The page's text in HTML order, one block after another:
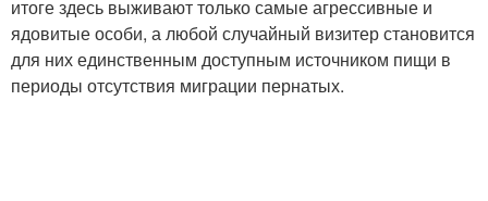
итоге здесь выживают только самые агрессивные и
ядовитые особи, а любой случайный визитер становится
для них единственным доступным источником пищи в
периоды отсутствия миграции пернатых.